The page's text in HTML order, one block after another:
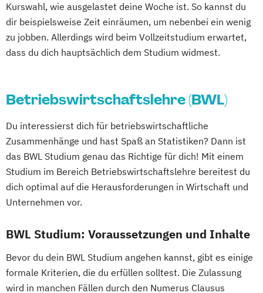
Kurswahl, wie ausgelastet deine Woche ist. So kannst du
dir beispielsweise Zeit einräumen, um nebenbei ein wenig
zu jobben. Allerdings wird beim Vollzeitstudium erwartet,
dass du dich hauptsächlich dem Studium widmest.
Betriebswirtschaftslehre (BWL)
Du interessierst dich für betriebswirtschaftliche
Zusammenhänge und hast Spaß an Statistiken? Dann ist
das BWL Studium genau das Richtige für dich! Mit einem
Studium im Bereich Betriebswirtschaftslehre bereitest du
dich optimal auf die Herausforderungen in Wirtschaft und
Unternehmen vor.
BWL Studium: Voraussetzungen und Inhalte
Bevor du dein BWL Studium angehen kannst, gibt es einige
formale Kriterien, die du erfüllen solltest. Die Zulassung
wird in manchen Fällen durch den Numerus Clausus